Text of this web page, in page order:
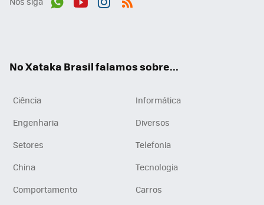
No Xataka Brasil falamos sobre...
Ciência
Informática
Engenharia
Diversos
Setores
Telefonia
China
Tecnologia
Comportamento
Carros